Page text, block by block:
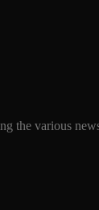
the various